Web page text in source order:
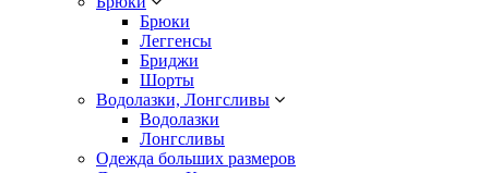
Брюки
Леггенсы
Бриджи
Шорты
Водолазки, Лонгсливы
Водолазки
Лонгсливы
Одежда больших размеров